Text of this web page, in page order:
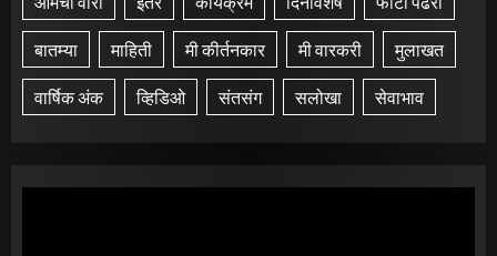
बातम्या माहिती मी कीर्तनकार मी वारकरी मुलाखत
वार्षिक अंक व्हिडिओ संतसंग सलोखा सेवाभाव